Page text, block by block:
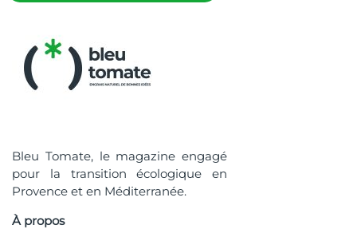
Bleu Tomate, le magazine engagé
pour la transition écologique en
Provence et en Méditerranée.
À propos